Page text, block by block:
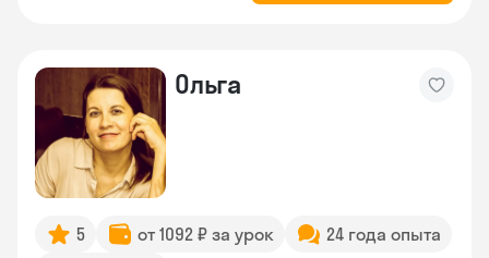
Ольга
5 от 1092 ₽ за урок
24 года опыта